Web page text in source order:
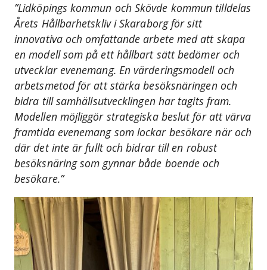
”Lidköpings kommun och Skövde kommun tilldelas
Årets Hållbarhetskliv i Skaraborg för sitt
innovativa och omfattande arbete med att skapa
en modell som på ett hållbart sätt bedömer och
utvecklar evenemang. En värderingsmodell och
arbetsmetod för att stärka besöksnäringen och
bidra till samhällsutvecklingen har tagits fram.
Modellen möjliggör strategiska beslut för att värva
framtida evenemang som lockar besökare när och
där det inte är fullt och bidrar till en robust
besöksnäring som gynnar både boende och
besökare.”